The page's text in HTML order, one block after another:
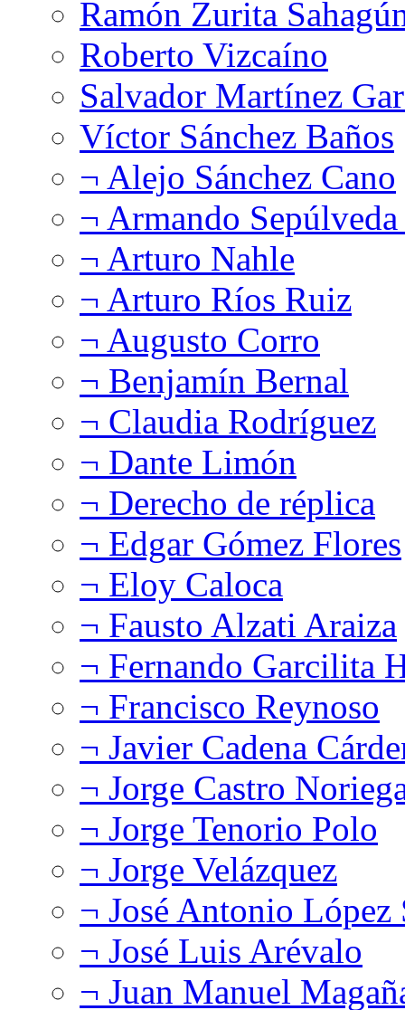
Ramón Zurita
Roberto Vizcaíno
Salvador Martínez
Víctor Sánchez Baños
¬ Alejo Sánchez Cano
¬ Armando
¬ Arturo Nahle
¬ Arturo Ríos Ruiz
¬ Augusto Corro
¬ Benjamín Bernal
¬ Claudia Rodríguez
¬ Dante Limón
¬ Derecho de réplica
¬ Edgar Gómez Flores
¬ Eloy Caloca
¬ Fausto Alzati Araiza
¬ Fernando Garcilita
¬ Francisco Reynoso
¬ Javier Cadena
¬ Jorge Castro
¬ Jorge Tenorio Polo
¬ Jorge Velázquez
¬ José Antonio López
¬ José Luis Arévalo
¬ Juan Manuel